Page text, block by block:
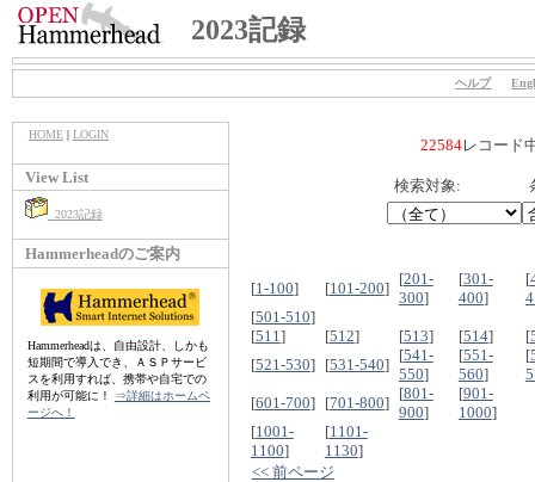
2023記録
ヘルプ
HOME| LOGIN
View List
2023記録
Hammerheadのご案内
Hammerheadは、自由設計、しかも
短期間で導入でき、ＡＳＰサービ
スを利用すれば、携帯や自宅での
利用が可能に！
⇒詳細はホームペ
ージへ！
22584レコード
検索対象:
[1-100] [101-200]
[201-
300]
[301-
400]
[
[501-510]
[511] [512] [513] [514] [
[521-530] [531-540]
[541-
550]
[551-
560]
[
[601-700] [701-800]
[801-
900]
[901-
1000]
[1001-
1100]
[1101-
1130]
<< 前ページ